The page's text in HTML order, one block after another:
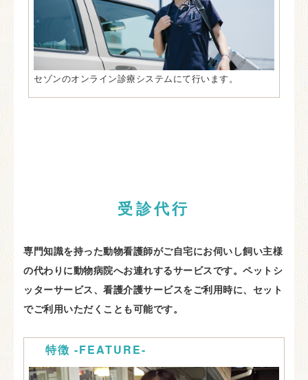
セゾンのオンライン診療システムにて行います。
受診代行
専門知識を持った動物看護師がご自宅にお伺いし飼い主様
の代わりに動物病院へお連れするサービスです。ペットシ
ッターサービス、看護介護サービスをご利用時に、セット
でご利用いただくことも可能です。
特徴 -FEATURE-